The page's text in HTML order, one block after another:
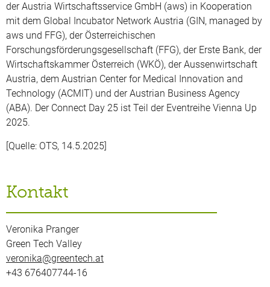
der Austria Wirtschaftsservice GmbH (aws) in Kooperation
mit dem Global Incubator Network Austria (GIN, managed by
aws und FFG), der Österreichischen
Forschungsförderungsgesellschaft (FFG), der Erste Bank, der
Wirtschaftskammer Österreich (WKÖ), der Aussenwirtschaft
Austria, dem Austrian Center for Medical Innovation and
Technology (ACMIT) und der Austrian Business Agency
(ABA). Der Connect Day 25 ist Teil der Eventreihe Vienna Up
2025.
[Quelle: OTS, 14.5.2025]
Kontakt
Veronika Pranger
Green Tech Valley
veronika@greentech.at
+43 676407744-16